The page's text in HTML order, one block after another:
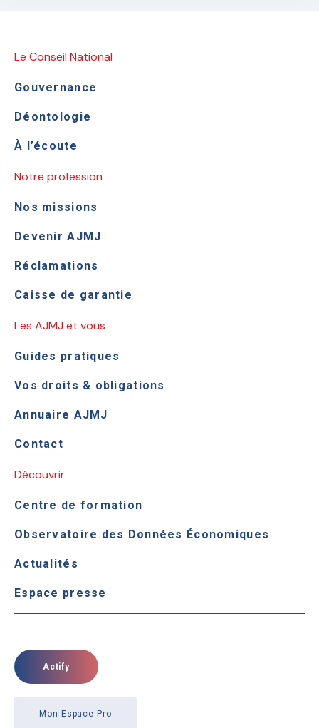
Le Conseil National
Gouvernance
Déontologie
À l’écoute
Notre profession
Nos missions
Devenir AJMJ
Réclamations
Caisse de garantie
Les AJMJ et vous
Guides pratiques
Vos droits & obligations
Annuaire AJMJ
Contact
Découvrir
Centre de formation
Observatoire des Données Économiques
Actualités
Espace presse
Actify
Mon Espace Pro